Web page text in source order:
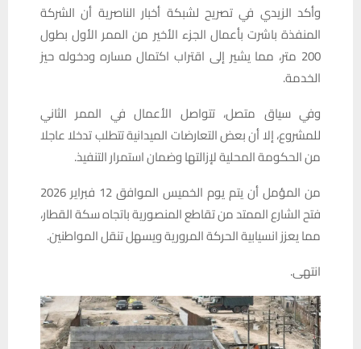
وأكد الزيدي في تصريح لشبكة أخبار الناصرية أن الشركة
المنفذة باشرت بأعمال الجزء الأخير من الممر الأول بطول
200 متر، مما يشير إلى اقتراب اكتمال مساره ودخوله حيز
الخدمة.
وفي سياق متصل، تتواصل الأعمال في الممر الثاني
للمشروع، إلا أن بعض التعارضات الميدانية تتطلب تدخلا عاجلا
من الحكومة المحلية لإزالتها وضمان استمرار التنفيذ.
من المؤمل أن يتم يوم الخميس الموافق 12 فبراير 2026
فتح الشارع الممتد من تقاطع المنصورية باتجاه سكة القطار،
مما يعزز انسيابية الحركة المرورية ويسهل تنقل المواطنين.
انتهى.